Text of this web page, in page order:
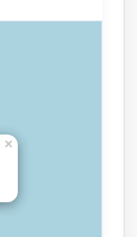
×